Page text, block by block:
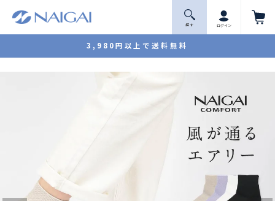
3,980円以上で送料無料
探 す ログイン